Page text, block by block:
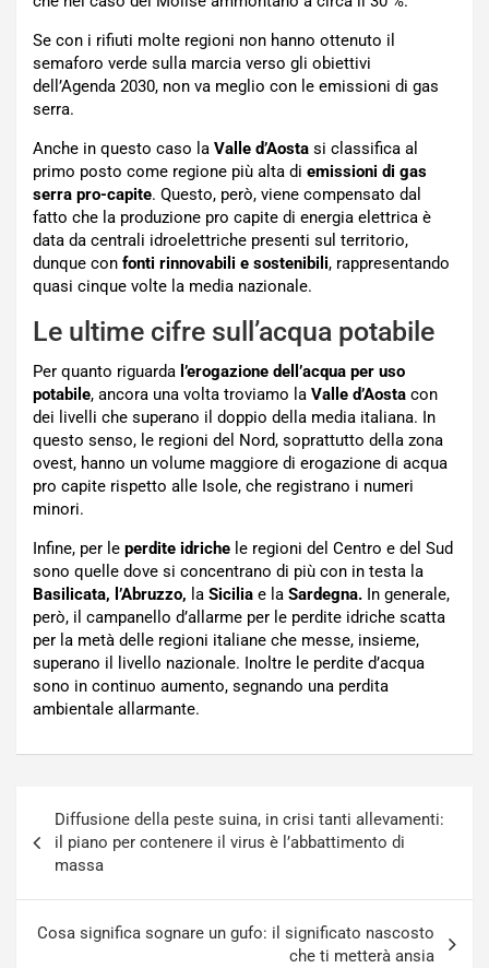
Se con i rifiuti molte regioni non hanno ottenuto il
semaforo verde sulla marcia verso gli obiettivi
dell’Agenda 2030, non va meglio con le emissioni di gas
serra.
Anche in questo caso la Valle d’Aosta si classifica al
primo posto come regione più alta di emissioni di gas
serra pro-capite. Questo, però, viene compensato dal
fatto che la produzione pro capite di energia elettrica è
data da centrali idroelettriche presenti sul territorio,
dunque con fonti rinnovabili e sostenibili, rappresentando
quasi cinque volte la media nazionale.
Le ultime cifre sull’acqua potabile
Per quanto riguarda l’erogazione dell’acqua per uso
potabile, ancora una volta troviamo la Valle d’Aosta con
dei livelli che superano il doppio della media italiana. In
questo senso, le regioni del Nord, soprattutto della zona
ovest, hanno un volume maggiore di erogazione di acqua
pro capite rispetto alle Isole, che registrano i numeri
minori.
Infine, per le perdite idriche le regioni del Centro e del Sud
sono quelle dove si concentrano di più con in testa la
Basilicata, l’Abruzzo, la Sicilia e la Sardegna. In generale,
però, il campanello d’allarme per le perdite idriche scatta
per la metà delle regioni italiane che messe, insieme,
superano il livello nazionale. Inoltre le perdite d’acqua
sono in continuo aumento, segnando una perdita
ambientale allarmante.
articoli
Diffusione della peste suina, in crisi tanti allevamenti:
il piano per contenere il virus è l’abbattimento di
massa
Cosa significa sognare un gufo: il significato nascosto
che ti metterà ansia